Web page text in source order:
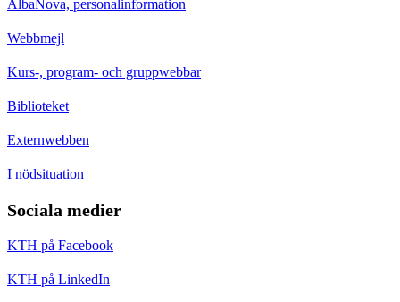
AlbaNova, personalinformation
Webbmejl
Kurs-, program- och gruppwebbar
Biblioteket
Externwebben
I nödsituation
Sociala medier
KTH på Facebook
KTH på LinkedIn